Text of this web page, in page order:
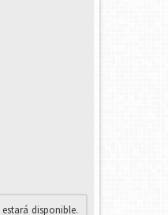
disponible.